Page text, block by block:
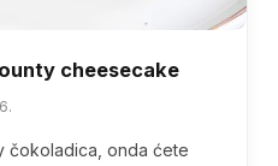
cheesecake
čokoladica, onda ćete